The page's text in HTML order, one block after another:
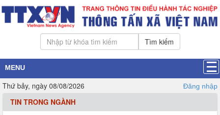
Tìm kiếm
MENU
Thứ bảy, ngày 08/08/2026 Đăng nhập
TIN TRONG NGÀNH